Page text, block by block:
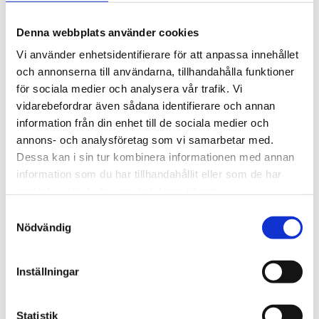
Denna webbplats använder cookies
Vi använder enhetsidentifierare för att anpassa innehållet
och annonserna till användarna, tillhandahålla funktioner
för sociala medier och analysera vår trafik. Vi
vidarebefordrar även sådana identifierare och annan
information från din enhet till de sociala medier och
annons- och analysföretag som vi samarbetar med.
Dessa kan i sin tur kombinera informationen med annan
information som du har tillhandahållit eller som de har
Nödvändig
Inställningar
Statistik
Borås
Gotland
Helsingborg
Helsinki
Jönköping
Linköping